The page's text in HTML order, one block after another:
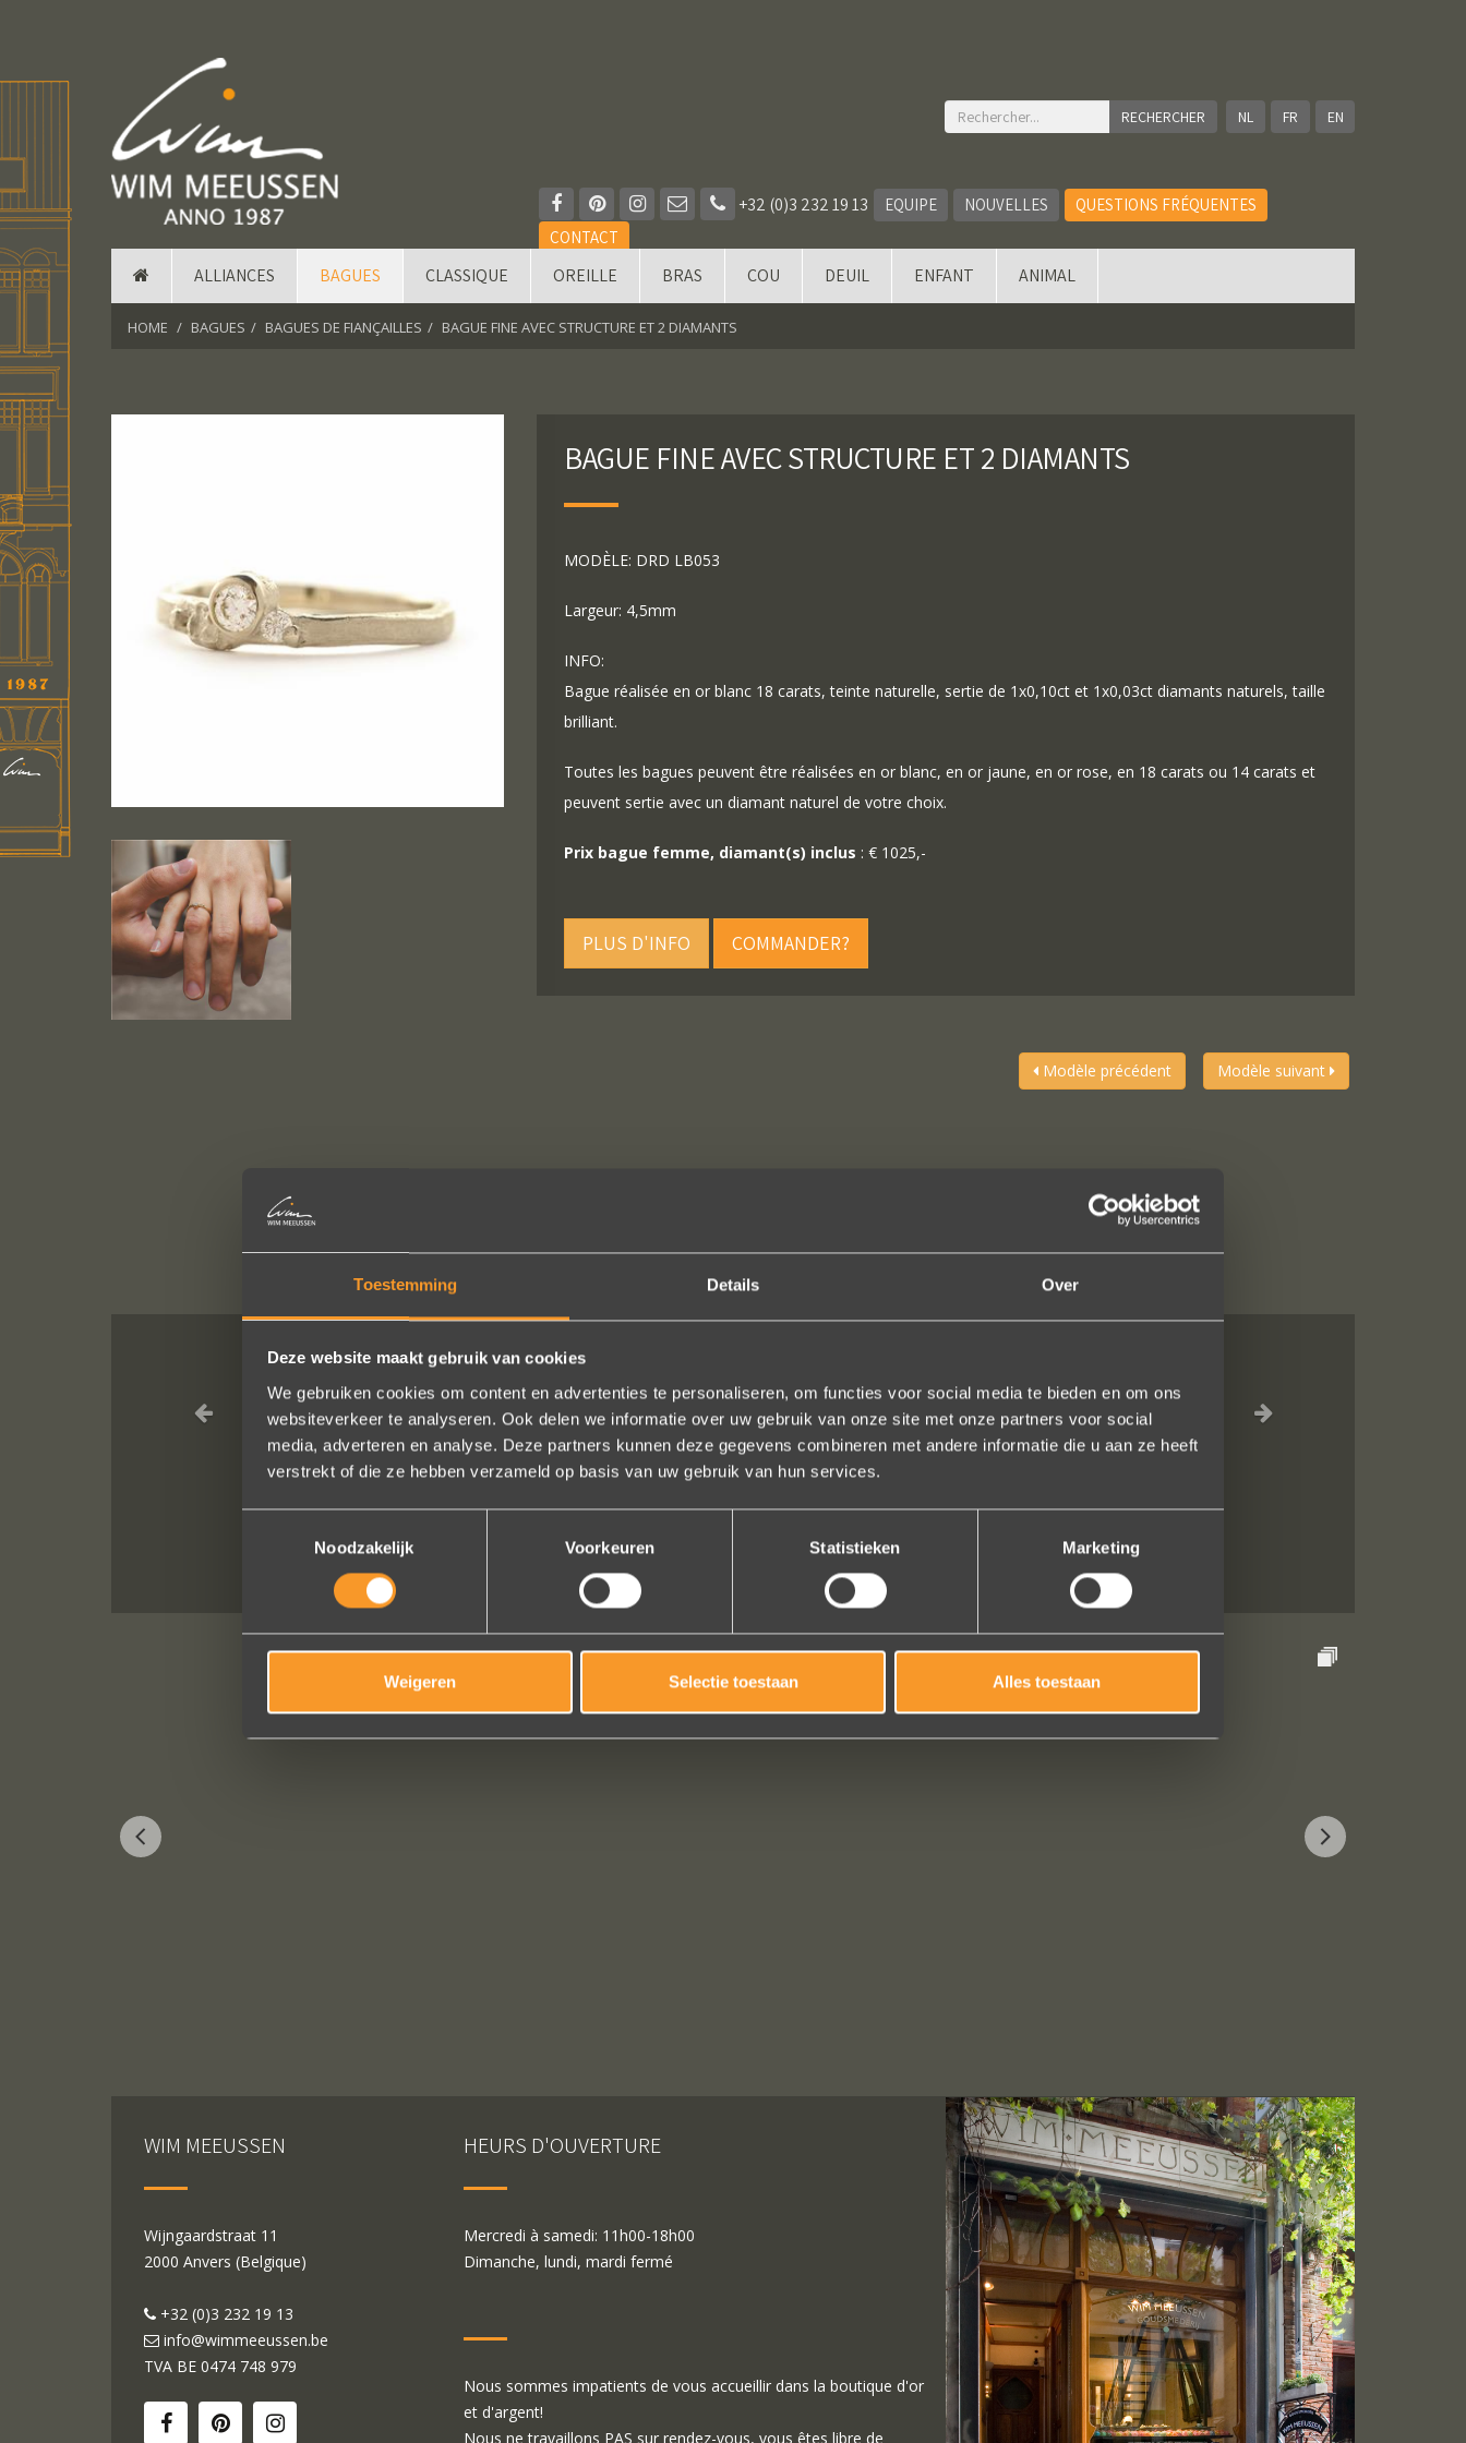
Toestemming Details Over
Deze website maakt gebruik van cookies
We gebruiken cookies om content en advertenties te personaliseren, om functies voor social media te bieden en om ons
websiteverkeer te analyseren. Ook delen we informatie over uw gebruik van onze site met onze partners voor social
media, adverteren en analyse. Deze partners kunnen deze gegevens combineren met andere informatie die u aan ze heeft
verstrekt of die ze hebben verzameld op basis van uw gebruik van hun services.
Noodzakelijk
Voorkeuren Statistieken Marketing
Weigeren Selectie toestaan Alles toestaan
NL FR EN
+32 (0)3 232 19 13 EQUIPE NOUVELLES
QUESTIONS FRÉQUENTES
CONTACT
ALLIANCES BAGUES CLASSIQUE OREILLE BRAS COU DEUIL ENFANT ANIMAL
HOME BAGUES BAGUES DE FIANÇAILLES BAGUE FINE AVEC STRUCTURE ET 2 DIAMANTS
BAGUE FINE AVEC STRUCTURE ET 2 DIAMANTS
MODÈLE: DRD LB053
Largeur: 4,5mm
INFO:
Bague réalisée en or blanc 18 carats, teinte naturelle, sertie de 1x0,10ct et 1x0,03ct diamants naturels, taille
brilliant.
Toutes les bagues peuvent être réalisées en or blanc, en or jaune, en or rose, en 18 carats ou 14 carats et
peuvent sertie avec un diamant naturel de votre choix.
Prix bague femme, diamant(s) inclus : € 1025,-
PLUS D'INFO COMMANDER?
Modèle précédent Modèle suivant
A+ voor ontwerp, klantenservice. Bedankt voor al je inspanningen en geduld toen we deze ringen
ontdekten. Ze zijn gewoonweg perfect voor ons. We hebben ongeveer een jaar lang online naar
ringen gekeken, we zijn naar veel winkels geweest en niets voelde helemaal goed. Jouw ontwerpen
zijn uniek, goed gemaakt en haalbaar.
Jak Wonderly
WIM MEEUSSEN
Wijngaardstraat 11
2000 Anvers (Belgique)
+32 (0)3 232 19 13
info@wimmeeussen.be
TVA BE 0474 748 979
HEURS D'OUVERTURE
Mercredi à samedi: 11h00-18h00
Dimanche, lundi, mardi fermé
Nous sommes impatients de vous accueillir dans la boutique d'or
et d'argent!
Nous ne travaillons PAS sur rendez-vous, vous êtes libre de